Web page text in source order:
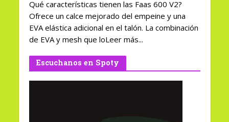
Qué características tienen las Faas 600 V2?
Ofrece un calce mejorado del empeine y una
EVA elástica adicional en el talón. La combinación
de EVA y mesh que loLeer más...
Escuchanos en Spoty